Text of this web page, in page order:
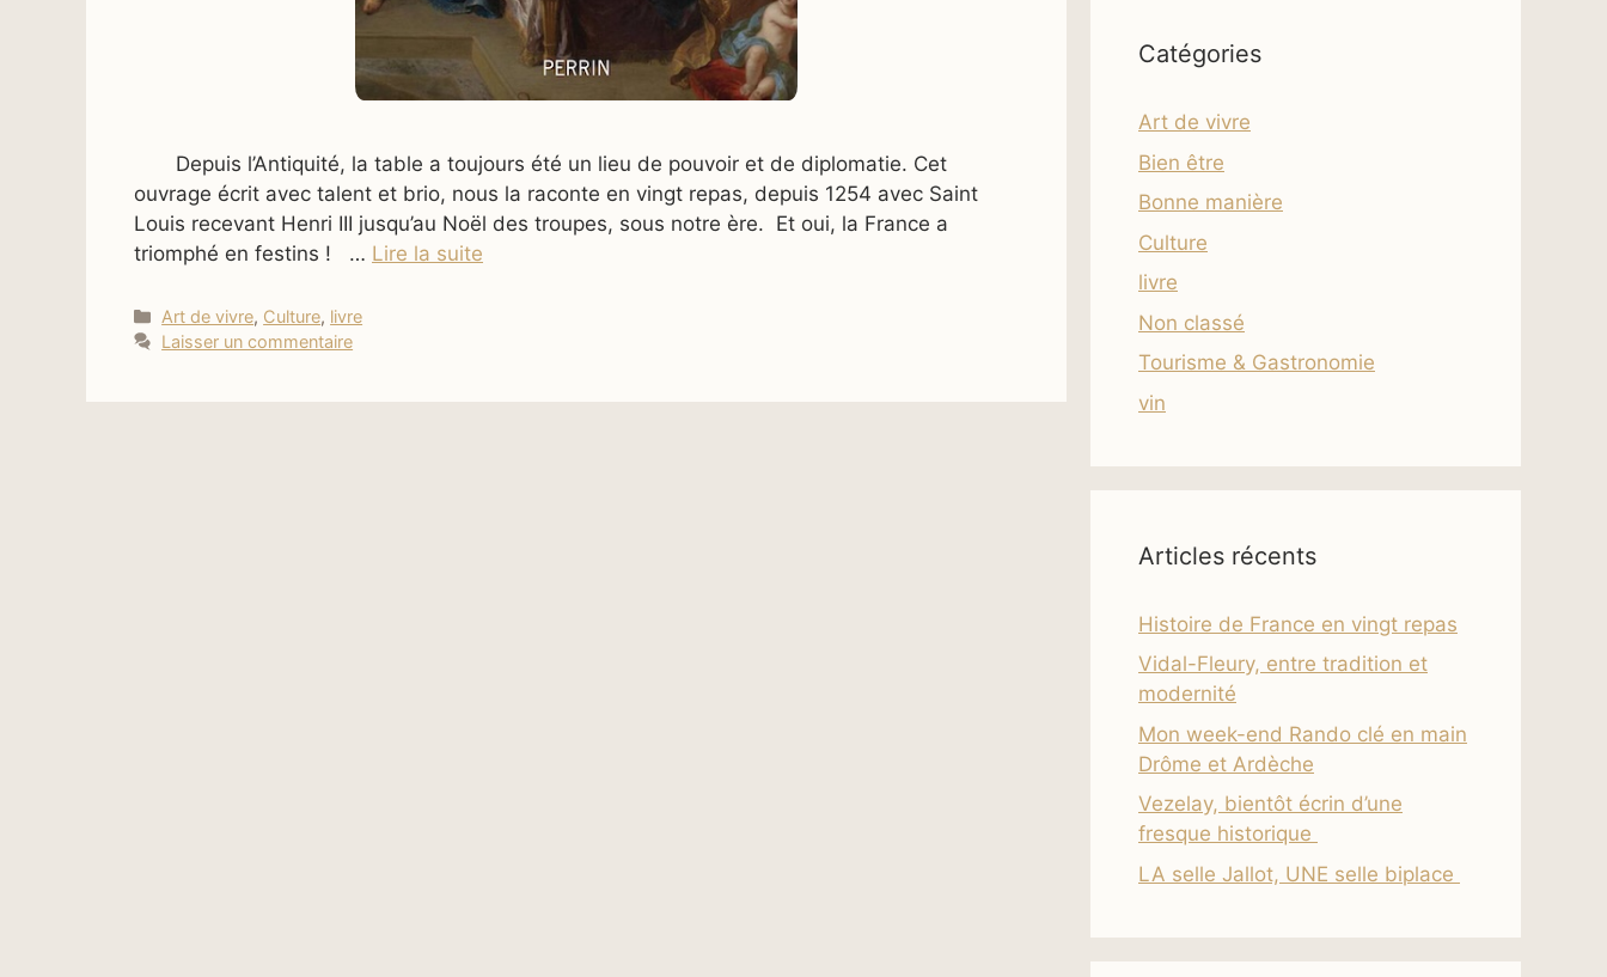
Depuis l’Antiquité, la table a toujours été un lieu de pouvoir et de diplomatie. Cet
ouvrage écrit avec talent et brio, nous la raconte en vingt repas, depuis 1254 avec Saint
Louis recevant Henri III jusqu’au Noël des troupes, sous notre ère. Et oui, la France a
triomphé en festins ! … Lire la suite
Catégories
Art de vivre, Culture, livre
Laisser un commentaire
Catégories
Art de vivre
Bien être
Bonne manière
Culture
livre
Non classé
Tourisme & Gastronomie
vin
Articles récents
Histoire de France en vingt repas
Vidal-Fleury, entre tradition et
modernité
Mon week-end Rando clé en main
Drôme et Ardèche
Vezelay, bientôt écrin d’une
fresque historique
LA selle Jallot, UNE selle biplace